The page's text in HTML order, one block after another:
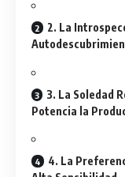
2. La
3. La Soledad
Potencia la
4. La